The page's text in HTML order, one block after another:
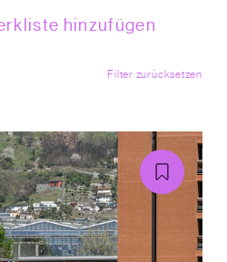
hinzufügen
Filter zurücksetzen